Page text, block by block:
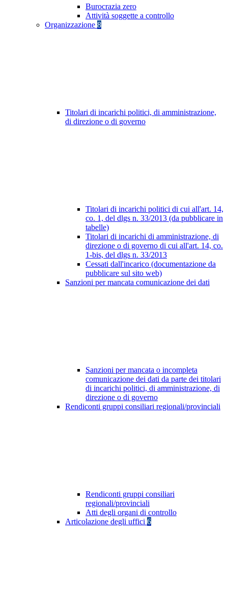
Burocrazia zero
Attività soggette a controllo
Organizzazione 8
Titolari di incarichi politici, di amministrazione,
di direzione o di governo
Titolari di incarichi politici di cui all'art. 14,
co. 1, del dlgs n. 33/2013 (da pubblicare in
tabelle)
Titolari di incarichi di amministrazione, di
direzione o di governo di cui all'art. 14, co.
1-bis, del dlgs n. 33/2013
Cessati dall'incarico (documentazione da
pubblicare sul sito web)
Sanzioni per mancata comunicazione dei dati
Sanzioni per mancata o incompleta
comunicazione dei dati da parte dei titolari
di incarichi politici, di amministrazione, di
direzione o di governo
Rendiconti gruppi consiliari regionali/provinciali
Rendiconti gruppi consiliari
regionali/provinciali
Atti degli organi di controllo
Articolazione degli uffici 6